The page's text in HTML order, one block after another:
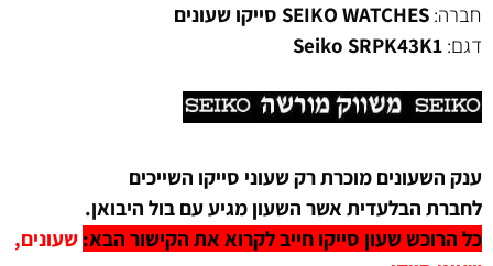
חברה: SEIKO WATCHES סייקו שעונים
דגם:
Seiko SRPK43K1
ענק השעונים מוכרת רק שעוני סייקו השייכים
לחברת הבלעדית אשר השעון מגיע עם בול היבואן.
כל הרוכש שעון סייקו חייב לקרוא את הקישור הבא: שעונים,